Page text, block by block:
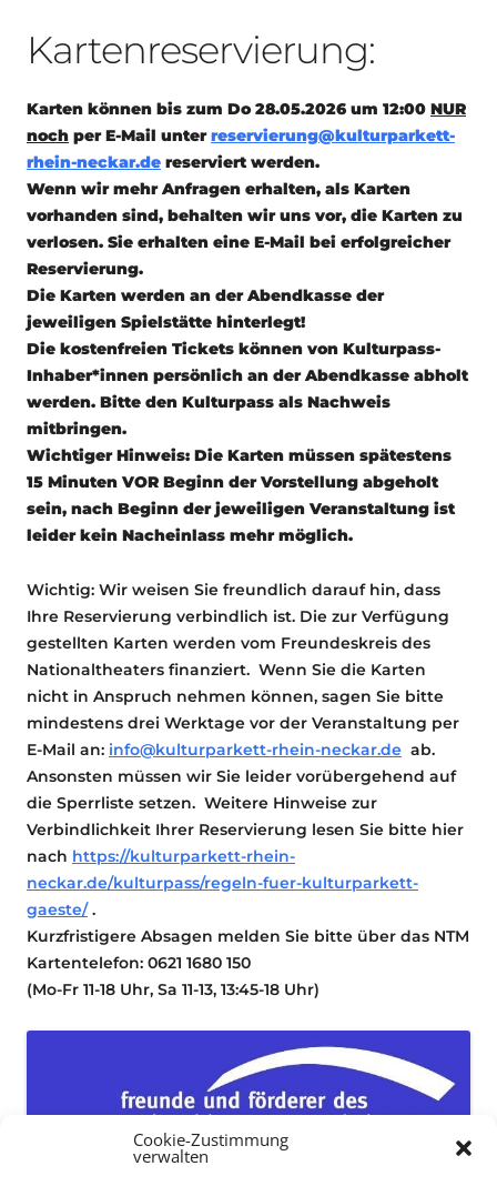
Cookie-Zustimmung
verwalten
Kartenreservierung:
Karten können bis zum Do 28.05.2026 um 12:00 NUR
noch per E-Mail unterreservierung@kulturparkett-
rhein-neckar.de reserviert werden.
Wenn wir mehr Anfragen erhalten, als Karten
vorhanden sind, behalten wir uns vor, die Karten zu
verlosen. Sie erhalten eine E-Mail bei erfolgreicher
Reservierung.
Die Karten werden an der Abendkasse der
jeweiligen Spielstätte hinterlegt!
Die kostenfreien Tickets können von Kulturpass-
Inhaber*innen persönlich an der Abendkasse abholt
werden. Bitte den Kulturpass als Nachweis
mitbringen.
Wichtiger Hinweis: Die Karten müssen spätestens
15 Minuten VOR Beginn der Vorstellung abgeholt
sein, nach Beginn der jeweiligen Veranstaltung ist
leider kein Nacheinlass mehr möglich.
Wichtig: Wir weisen Sie freundlich darauf hin, dass
Ihre Reservierung verbindlich ist. Die zur Verfügung
gestellten Karten werden vom Freundeskreis des
Nationaltheaters finanziert. Wenn Sie die Karten
nicht in Anspruch nehmen können, sagen Sie bitte
mindestens drei Werktage vor der Veranstaltung per
E-Mail an: info@kulturparkett-rhein-neckar.de ab.
Ansonsten müssen wir Sie leider vorübergehend auf
die Sperrliste setzen. Weitere Hinweise zur
Verbindlichkeit Ihrer Reservierung lesen Sie bitte hier
nach https://kulturparkett-rhein-
neckar.de/kulturpass/regeln-fuer-kulturparkett-
gaeste/.
Kurzfristigere Absagen melden Sie bitte über das NTM
Kartentelefon: 0621 1680 150
(Mo-Fr 11-18 Uhr, Sa 11-13, 13:45-18 Uhr)